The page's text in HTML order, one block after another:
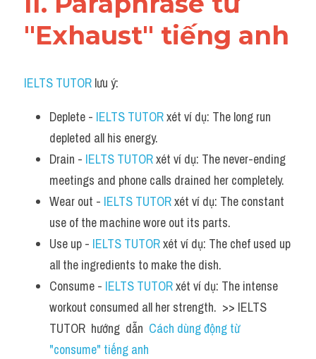
"Exhaust" tiếng anh
IELTS TUTOR lưu ý:​
Deplete - IELTS TUTOR xét ví dụ: The long run
depleted all his energy.
Drain - IELTS TUTOR xét ví dụ: The never-ending
meetings and phone calls drained her completely.
Wear out - IELTS TUTOR xét ví dụ: The constant
use of the machine wore out its parts.
Use up - IELTS TUTOR xét ví dụ: The chef used up
all the ingredients to make the dish.
Consume - IELTS TUTOR xét ví dụ: The intense
workout consumed all her strength.  >> IELTS
TUTOR  hướng  dẫn Cách dùng động từ
"consume" tiếng anh